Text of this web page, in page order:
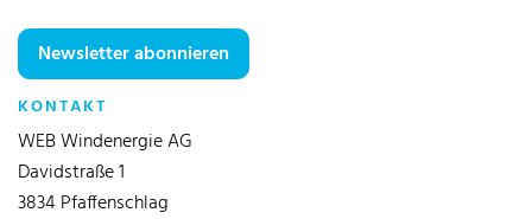
Newsletter abonnieren
KONTAKT
WEB Windenergie AG
Davidstraße 1
3834 Pfaffenschlag